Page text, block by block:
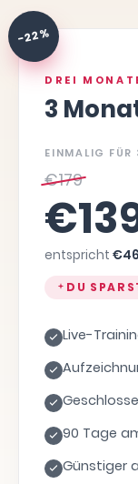
-22 %
DREI
3
EINMALIG FÜR
€179
€
entspricht €
DU
Live-
90 Tage
Günstiger